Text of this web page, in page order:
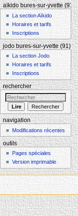
aïkido bures-sur-yvette (91)
La section Aïkido
Horaires et tarifs
Inscriptions
jodo bures-sur-yvette (91)
La section Jodo
Horaires et tarifs
Inscriptions
rechercher
navigation
Modifications récentes
outils
Pages spéciales
Version imprimable